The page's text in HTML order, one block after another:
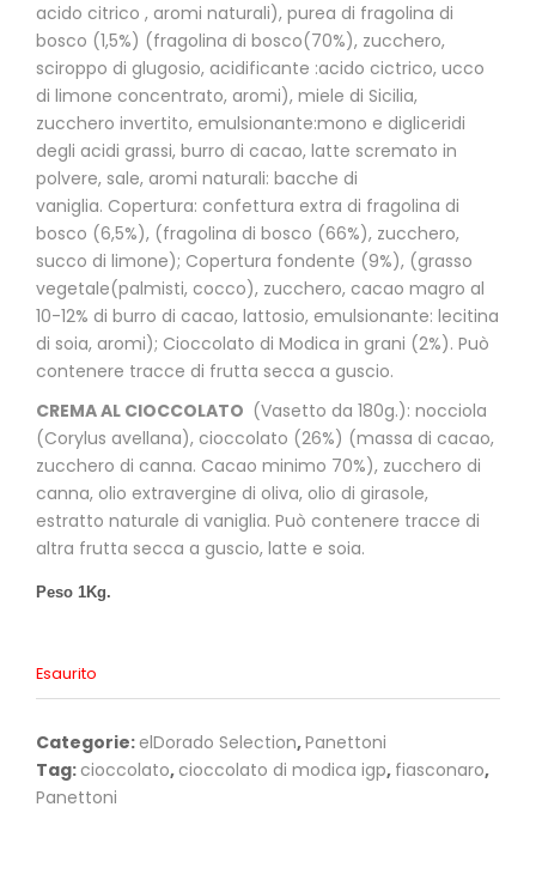
acido citrico , aromi naturali), purea di fragolina di
bosco (1,5%) (fragolina di bosco(70%), zucchero,
sciroppo di glugosio, acidificante :acido cictrico, ucco
di limone concentrato, aromi), miele di Sicilia,
zucchero invertito, emulsionante:mono e digliceridi
degli acidi grassi, burro di cacao, latte scremato in
polvere, sale, aromi naturali: bacche di
vaniglia. Copertura: confettura extra di fragolina di
bosco (6,5%), (fragolina di bosco (66%), zucchero,
succo di limone); Copertura fondente (9%), (grasso
vegetale(palmisti, cocco), zucchero, cacao magro al
10-12% di burro di cacao, lattosio, emulsionante: lecitina
di soia, aromi); Cioccolato di Modica in grani (2%). Può
contenere tracce di frutta secca a guscio.
CREMA AL CIOCCOLATO (Vasetto da 180g.): nocciola
(Corylus avellana), cioccolato (26%) (massa di cacao,
zucchero di canna. Cacao minimo 70%), zucchero di
canna, olio extravergine di oliva, olio di girasole,
estratto naturale di vaniglia. Può contenere tracce di
altra frutta secca a guscio, latte e soia.
Peso 1Kg.
Esaurito
Categorie: elDorado Selection,Panettoni
Tag: cioccolato, cioccolato di modica igp, fiasconaro,
Panettoni